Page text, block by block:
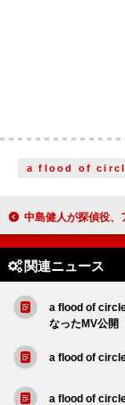
a flood of
中島健人が探偵役、アニメ『謎解きはディナーの
関連ニュース
a flood of
なったMV公開
a flood of
a flood of